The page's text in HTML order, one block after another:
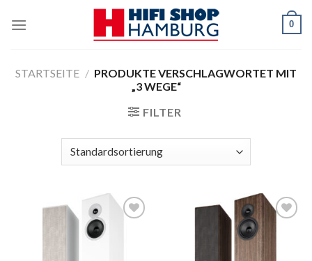
0
STARTSEITE / PRODUKTE VERSCHLAGWORTET MIT
„3 WEGE“
FILTER
Wunschliste
Wunschliste